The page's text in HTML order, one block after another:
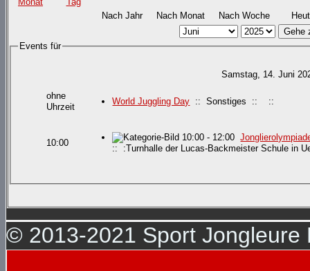
Nach Jahr Nach Monat Nach Woche
Gehe
Events für
Samstag, 14. Juni
ohne
Uhrzeit
World Juggling Day :: Sonstiges :: ::
10:00
10:00 - 12:00
:: :Turnhalle der Lucas-Backmeister Schule in
© 2013-2021 Sport Jongleure